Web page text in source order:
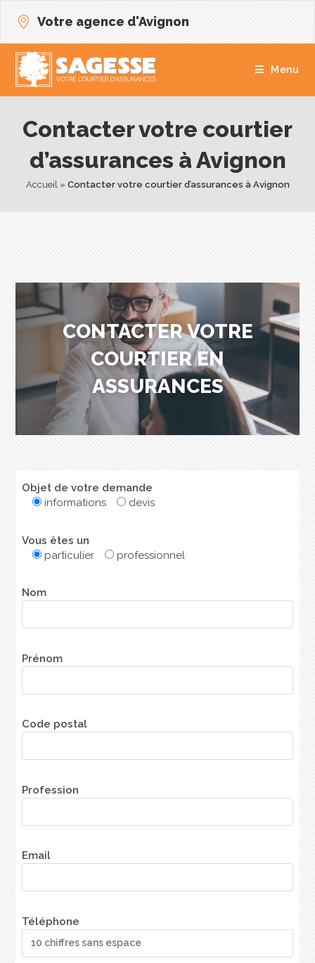
Votre agence d'Avignon
Menu
Contacter votre courtier
d’assurances à Avignon
Accueil » Contacter votre courtier d’assurances à Avignon
CONTACTER VOTRE
COURTIER EN
ASSURANCES
Objet de votre demande
informations
devis
Vous êtes un
particulier
professionnel
Nom
Prénom
Code postal
Profession
Email
Téléphone